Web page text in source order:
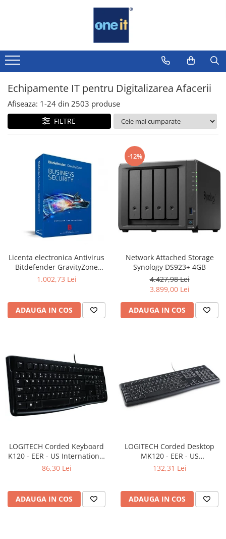
Laptop, Tablete & Telefoane
Laptop / Notebook
Notebook Consumer
Accesorii Laptop
Componente Laptop
Telefoane & accesorii
Smart Watch
Apple AirTag
Inele Smart
Ochelari Smart
Smartphone IPhone
Sisteme PC & Periferice
PC NUC
Microfoane & Casti Gaming
Mouse Gaming
Scaune Gaming
Tastaturi Gaming
Card Reader
Camere Web
Adaptoare
Casti
Echipamente IT pentru Digitalizarea Afacerii
Afiseaza: 1-24 din 2503 produse
FILTRE
Licenta electronica Antivirus
Bitdefender GravityZone
Business Security, 5 useri, 2
1.002,73 Lei
ADAUGA IN COS
-12%
Network Attached Storage
Synology DS923+ 4GB
4.427,98 Lei
3.899,00 Lei
ADAUGA IN COS
LOGITECH Corded Keyboard
K120 - EER - US International
layout
86,30 Lei
ADAUGA IN COS
LOGITECH Corded Desktop
MK120 - EER - US
International layout
132,31 Lei
ADAUGA IN COS